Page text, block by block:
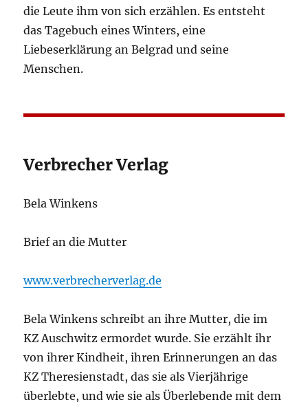
die Leute ihm von sich erzählen. Es entsteht
das Tagebuch eines Winters, eine
Liebeserklärung an Belgrad und seine
Menschen.
Verbrecher Verlag
Bela Winkens
Brief an die Mutter
www.verbrecherverlag.de
Bela Winkens schreibt an ihre Mutter, die im
KZ Auschwitz ermordet wurde. Sie erzählt ihr
von ihrer Kindheit, ihren Erinnerungen an das
KZ Theresienstadt, das sie als Vierjährige
überlebte, und wie sie als Überlebende mit dem